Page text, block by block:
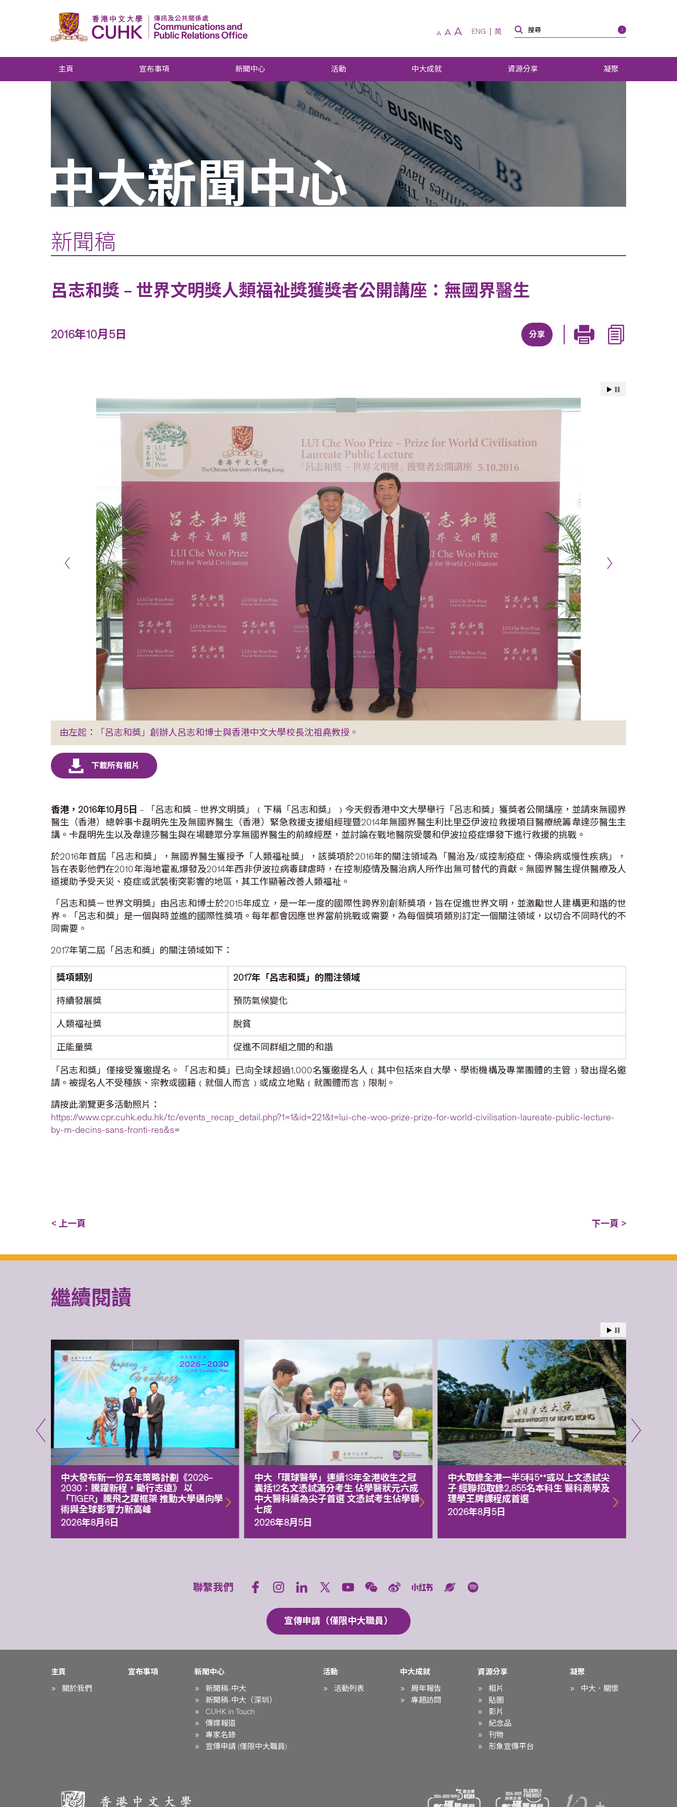
A A A ENG 简
主頁 宣布事項 新聞中心 活動 中大成就 資源分享 凝聚
中大新聞中心
新聞稿
呂志和獎 – 世界文明獎人類福祉獎獲獎者公開講座：無國界醫生
2016年10月5日 分享
由左起：「呂志和獎」創辦人呂志和博士與香港中文大學校長沈祖堯教授。
香港， 2016年10月 5日 – 「呂志和獎 – 世界文明獎」﹙下稱「呂志和獎」﹚今天假香港中文大學舉行「呂志和獎」獲獎者公開講座，並請來無國界
醫生（香港）總幹事卡磊明先生及無國界醫生（香港）緊急救援支援組經理暨2014年無國界醫生利比里亞伊波拉救援項目醫療統籌韋達莎醫生主
講。卡磊明先生以及韋達莎醫生與在場聽眾分享無國界醫生的前線經歷，並討論在戰地醫院受襲和伊波拉疫症爆發下進行救援的挑戰。
於2016年首屆「呂志和獎」，無國界醫生獲授予「人類福祉獎」，該獎項於2016年的關注領域為「醫治及/或控制疫症、傳染病或慢性疾病」，
旨在表彰他們在2010年海地霍亂爆發及2014年西非伊波拉病毒肆虐時，在控制疫情及醫治病人所作出無可替代的貢獻。無國界醫生提供醫療及人
道援助予受天災、疫症或武裝衝突影響的地區，其工作顯著改善人類福祉。
「呂志和獎－世界文明獎」由呂志和博士於2015年成立，是一年一度的國際性跨界別創新獎項，旨在促進世界文明，並激勵世人建構更和諧的世
界。「呂志和獎」是一個與時並進的國際性獎項。每年都會因應世界當前挑戰或需要，為每個獎項類別訂定一個關注領域，以切合不同時代的不
同需要。
2017年第二屆「呂志和獎」的關注領域如下：
獎項類別 2017年「呂志和獎」的關注領域
持續發展獎 預防氣候變化
人類福祉獎 脫貧
正能量獎 促進不同群組之間的和諧
「呂志和獎」僅接受獲邀提名。「呂志和獎」已向全球超過1,000名獲邀提名人﹙其中包括來自大學、學術機構及專業團體的主管﹚發出提名邀
請。被提名人不受種族、宗教或國籍﹙就個人而言﹚或成立地點﹙就團體而言﹚限制。
請按此瀏覽更多活動照片：
https://www.cpr.cuhk.edu.hk/tc/events_recap_detail.php?1=1&id=221&t=lui-che-woo-prize-prize-for-world-civilisation-laureate-public-lecture-
by-m-decins-sans-fronti-res&s=
< 上一頁 下一頁 >
繼續閱讀
中大發布新一份五年策略計劃《2026‒
2030：騰躍新程，勵行志遠》 以
「TIGER」騰飛之躍框架 推動大學邁向學
術與全球影響力新高峰
2026年8月6日
中大「環球醫學」連續13年全港收生之冠
囊括12名文憑試滿分考生 佔學醫狀元六成
中大醫科續為尖子首選 文憑試考生佔學額
七成
2026年8月5日
中大取錄全港一半5科5**或以上文憑試尖
子 經聯招取錄2,855名本科生 醫科商學及
理學王牌課程成首選
2026年8月5日
聯繫我們
宣傳申請（僅限中大職員）
主頁
關於我們
宣布事項
新聞中心
新聞稿-中大
新聞稿-中大（深圳）
CUHK in Touch
傳媒報道
專家名錄
宣傳申請 (僅限中大職員)
活動
活動列表
中大成就
周年報告
專題訪問
資源分享
相片
貼圖
影片
紀念品
刊物
形象宣傳平台
凝聚
中大．關懷